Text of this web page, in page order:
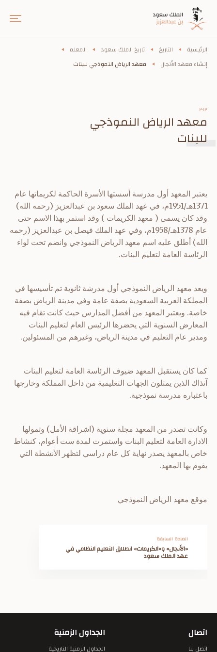
الرئيسية التاريخ تاريخ الملك سعود
المعلم
إنشاء معهد الأنجال
معهد الرياض النموذجي للبنات
٢٠١٢
معهد الرياض النموذجي
للبنات
يعتبر المعهد أول مدرسة أسستها الأسرة الحاكمة لكريماتها عام
1371هـ/1951م، في عهد الملك سعود بن عبدالعزيز (رحمه الله)
وقد كان يسمى ( معهد الكريمات ) وقد استمر بهذا الاسم حتى
عام 1378هـ/1958م، وفي عهد الملك فيصل بن عبدالعزيز (رحمه
الله) أطلق عليه اسم معهد الرياض النموذجي وانضم تحت لواء
الرئاسة العامة لتعليم البنات.
ويعد معهد الرياض النموذجي أول مدرشة ثانوية تم تأسيسها في
المملكة العربية السعودية بصفة عامة وفي مدينة الرياض بصفة
خاصة. ويعتبر المعهد من أفضل المدارس حيث كانت تقام فيه
المعارض السنوية التي يحضرها الرئيس العام لتعليم البنات
ومدير عام التعليم في مدينة الرياض، وغيرهم من المسئولين.
كما كان يستقبل المعهد ضيوف الرئاسة العامة لتعليم البنات
آنذاك الذين يمثلون الجهات التعليمية من داخل المملكة وخارجها
باعتباره مدرسة نموذجية.
وكانت تصدر من المعهد مجلة سنوية (اشراقة الأمل) وتمولها
الادارة العامة لتعليم البنات واستمرت لمدة ست أعوام، كنشاط
خاص بالمعهد يصدر نهاية كل عام دراسي لتظهر الأنشطة التي
يقوم بها المعهد.
موقع معهد الرياض النموذجي
المادة السابقة
«الأنجال» و«الكريمات» انطلاق التعليم النظامي في
عهد الملك سعود
اتصال
اتصل بنا
الجداول الزمنية
الجداول الزمنية التاريخية